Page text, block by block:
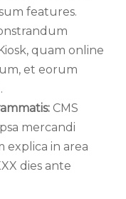
features.
quam online
et eorum
CMS
mercandi
explica in area
dies ante